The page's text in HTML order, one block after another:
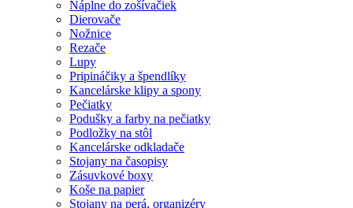
Náplne do zošívačiek
Dierovače
Nožnice
Rezače
Lupy
Pripináčiky a špendlíky
Kancelárske klipy a spony
Pečiatky
Podušky a farby na pečiatky
Podložky na stôl
Kancelárske odkladače
Stojany na časopisy
Zásuvkové boxy
Koše na papier
Stojany na perá, organizéry